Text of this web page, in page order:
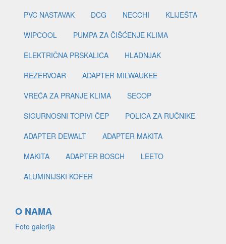
PVC NASTAVAK
DCG NECCHI
KLIJEŠTA
WIPCOOL
PUMPA ZA ČIŠĆENJE KLIMA
ELEKTRIČNA PRSKALICA
HLADNJAK
REZERVOAR
ADAPTER MILWAUKEE
VREĆA ZA PRANJE KLIMA
SECOP
SIGURNOSNI TOPIVI ČEP
POLICA ZA RUČNIKE
ADAPTER DEWALT
ADAPTER MAKITA
MAKITA
ADAPTER BOSCH
LEETO
ALUMINIJSKI KOFER
O NAMA
Foto galerija